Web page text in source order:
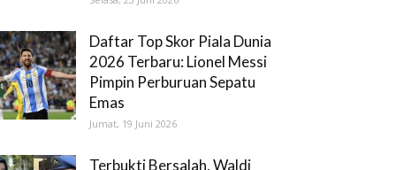
Daftar Top Skor Piala Dunia
2026 Terbaru: Lionel Messi
Pimpin Perburuan Sepatu
Emas
Jumat, 19 Juni 2026
Terbukti Bersalah, Waldi